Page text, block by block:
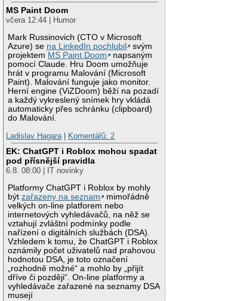
MS Paint Doom
včera 12:44 | Humor
Mark Russinovich (CTO v Microsoft
Azure) se na LinkedIn pochlubil
svým
projektem MS Paint Doom
napsaným
pomocí Claude. Hru Doom umožňuje
hrát v programu Malování (Microsoft
Paint). Malování funguje jako monitor.
Herní engine (ViZDoom) běží na pozadí
a každý vykreslený snímek hry vkládá
automaticky přes schránku (clipboard)
do Malování.
Ladislav Hagara
Komentářů: 2
EK: ChatGPT i Roblox mohou spadat
pod přísnější pravidla
6.8. 08:00 | IT novinky
Platformy ChatGPT i Roblox by mohly
býtzařazeny na seznam
mimořádně
velkých on-line platforem nebo
internetových vyhledávačů, na něž se
vztahují zvláštní podmínky podle
nařízení o digitálních službách (DSA).
Vzhledem k tomu, že ChatGPT i Roblox
oznámily počet uživatelů nad prahovou
hodnotou DSA, je toto označení
„rozhodně možné“ a mohlo by „přijít
dříve či později“. On-line platformy a
vyhledávače zařazené na seznamy DSA
musejí